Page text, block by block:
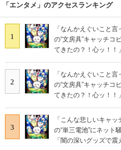
「エンタメ」のアクセスランキング
1
「なんかえぐいこと
の“文房具”キャッチ
てきたの？！心ッ！！
2
「なんかえぐいこと
の“文房具”キャッチ
てきたの？！心ッ！！
3
「こんな悲しいキャ
の“単三電池”にネッ
「闇の深いグッズで